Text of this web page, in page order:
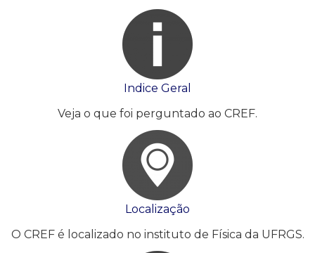
Indice Geral
Veja o que foi perguntado ao CREF.
Localização
O CREF é localizado no instituto de Física da UFRGS.